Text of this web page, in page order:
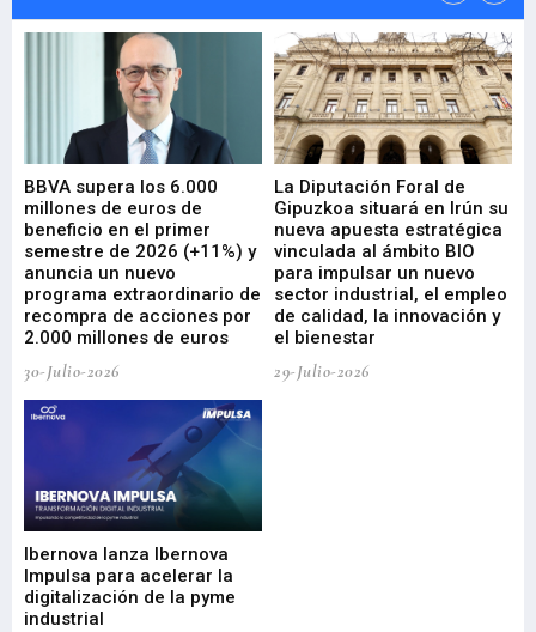
BBVA supera los 6.000
millones de euros de
beneficio en el primer
semestre de 2026 (+11%) y
anuncia un nuevo
programa extraordinario de
recompra de acciones por
2.000 millones de euros
30-Julio-2026
La Diputación Foral de
Gipuzkoa situará en Irún su
nueva apuesta estratégica
vinculada al ámbito BIO
para impulsar un nuevo
sector industrial, el empleo
de calidad, la innovación y
el bienestar
29-Julio-2026
Ibernova lanza Ibernova
Impulsa para acelerar la
digitalización de la pyme
industrial